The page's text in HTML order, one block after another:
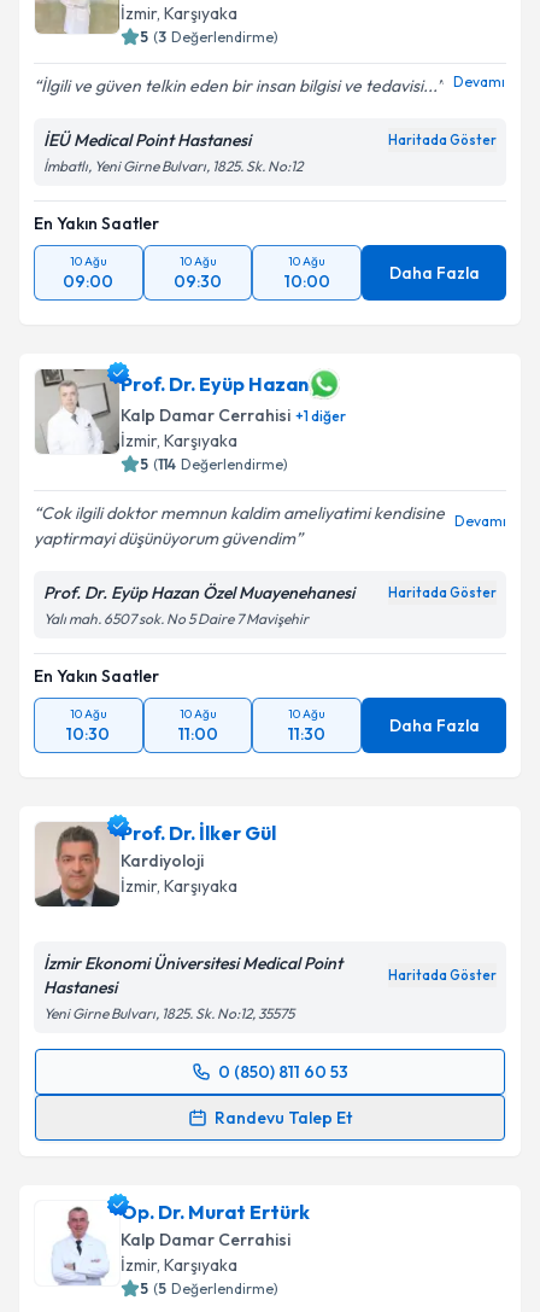
İzmir, Karşıyaka
5 (3 Değerlendirme)
İlgili ve güven telkin eden bir insan bilgisi ve tedavisi... Devamı
İEÜ Medical Point Hastanesi Haritada Göster
İmbatlı, Yeni Girne Bulvarı, 1825. Sk. No:12
En Yakın Saatler
10 Ağu
09:00
10 Ağu
09:30
10 Ağu
10:00 Daha Fazla
Prof. Dr. Eyüp Hazan
Kalp Damar Cerrahisi +1diğer
İzmir, Karşıyaka
5 (114 Değerlendirme)
Cok ilgili doktor memnun kaldim ameliyatimi kendisine
yaptirmayi düşünüyorum güvendim
Devamı
Prof. Dr. Eyüp Hazan Özel Muayenehanesi Haritada Göster
Yalı mah. 6507 sok. No 5 Daire 7 Mavişehir
En Yakın Saatler
10 Ağu
10:30
10 Ağu
11:00
10 Ağu
11:30 Daha Fazla
Prof. Dr. İlker Gül
Kardiyoloji
İzmir, Karşıyaka
İzmir Ekonomi Üniversitesi Medical Point
Hastanesi
Haritada Göster
Yeni Girne Bulvarı, 1825. Sk. No:12, 35575
0 (850) 811 60 53
Randevu Talep Et
Randevu Takvimi Talebi
takvim hazırlandığında e-posta ile bilgilendireceğiz.
E-posta Adresiniz
Op. Dr. Murat Ertürk
Kalp Damar Cerrahisi
İzmir, Karşıyaka
5 (5 Değerlendirme)